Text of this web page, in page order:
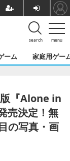
menu
search
ーム 家庭用ゲー
『Alone in
売決定！無
の写真・画